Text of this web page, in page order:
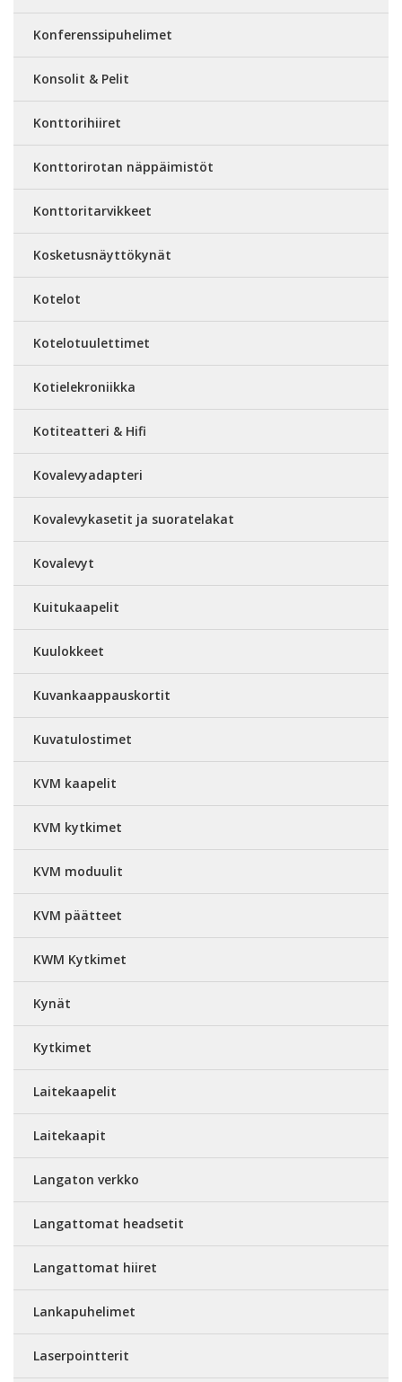
Konferenssipuhelimet
Konsolit & Pelit
Konttorihiiret
Konttorirotan näppäimistöt
Konttoritarvikkeet
Kosketusnäyttökynät
Kotelot
Kotelotuulettimet
Kotielekroniikka
Kotiteatteri & Hifi
Kovalevyadapteri
Kovalevykasetit ja suoratelakat
Kovalevyt
Kuitukaapelit
Kuulokkeet
Kuvankaappauskortit
Kuvatulostimet
KVM kaapelit
KVM kytkimet
KVM moduulit
KVM päätteet
KWM Kytkimet
Kynät
Kytkimet
Laitekaapelit
Laitekaapit
Langaton verkko
Langattomat headsetit
Langattomat hiiret
Lankapuhelimet
Laserpointterit